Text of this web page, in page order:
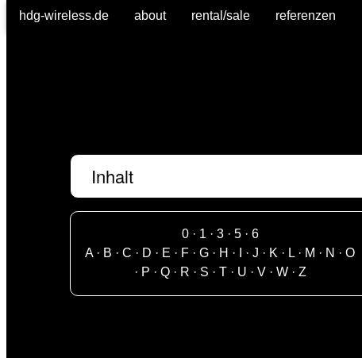
hdg-wireless.de about rental/sale referenzen
Inhalt
0· 1· 3· 5· 6
A· B ·C · D · E · F ·G · H · ·J · K · L· M · N ·O
· P · Q· R · S · T · U · V · W· Z